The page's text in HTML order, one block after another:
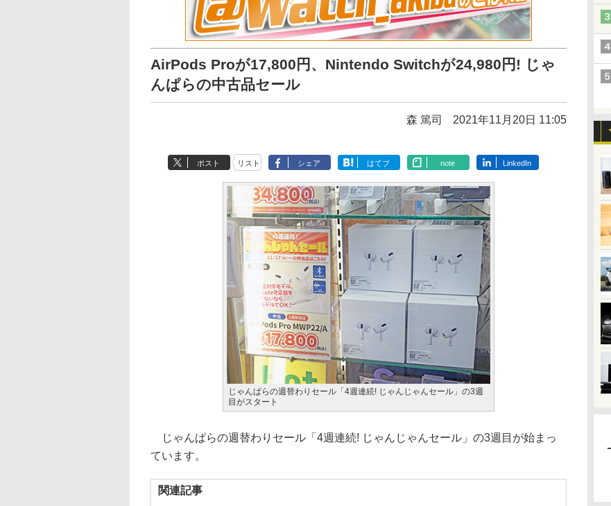
AirPods Proが17,800円、Nintendo Switchが24,980円! じゃ
んぱらの中古品セール
森 篤司 2021年11月20日 11:05
ポスト リスト シェア はてブ note LinkedIn
じゃんぱらの週替わりセール「4週連続! じゃんじゃんセール」の3週
目がスタート
じゃんぱらの週替わりセール「4週連続! じゃんじゃんセール」の3週目が始まっ
ています。
関連記事